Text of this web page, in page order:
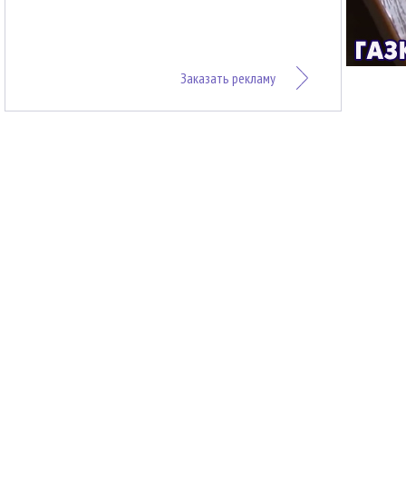
Заказать рекламу